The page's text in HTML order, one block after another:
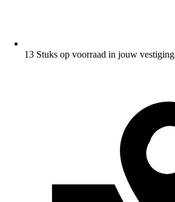
13 Stuks op voorraad in jouw vestiging